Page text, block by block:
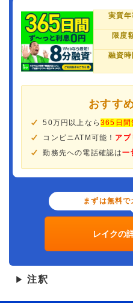
実質年
限度
融資時
おすす
50万円以上なら365日間
コンビニATM可能！ アプ
勤務先への電話確認は一
まずは無料で
レイクの
▶ 注釈